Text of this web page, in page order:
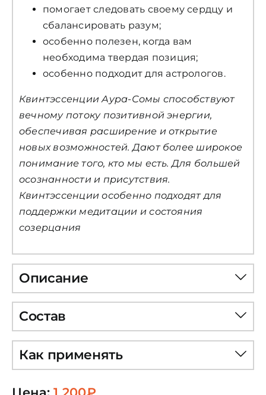
помогает следовать своему сердцу и
сбалансировать разум;
особенно полезен, когда вам
необходима твердая позиция;
особенно подходит для астрологов.
Квинтэссенции Аура-Сомы способствуют
вечному потоку позитивной энергии,
обеспечивая расширение и открытие
новых возможностей. Дают более широкое
понимание того, кто мы есть. Для большей
осознанности и присутствия.
Квинтэссенции особенно подходят для
поддержки медитации и состояния
созерцания
Описание
Состав
Как применять